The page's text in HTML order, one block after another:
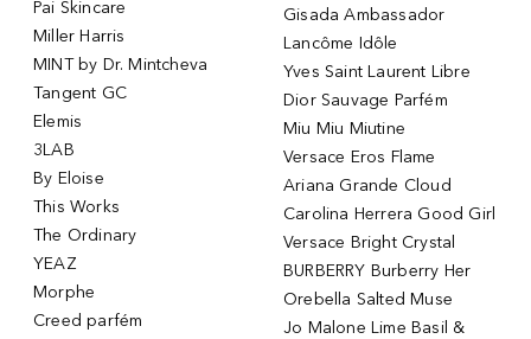
Pai Skincare
Miller Harris
MINT by Dr. Mintcheva
Tangent GC
Elemis
3LAB
By Eloise
This Works
The Ordinary
YEAZ
Morphe
Creed parfém
Gisada Ambassador
Lancôme Idôle
Yves Saint Laurent Libre
Dior Sauvage Parfém
Miu Miu Miutine
Versace Eros Flame
Ariana Grande Cloud
Carolina Herrera Good Girl
Versace Bright Crystal
BURBERRY Burberry Her
Orebella Salted Muse
Jo Malone Lime Basil &